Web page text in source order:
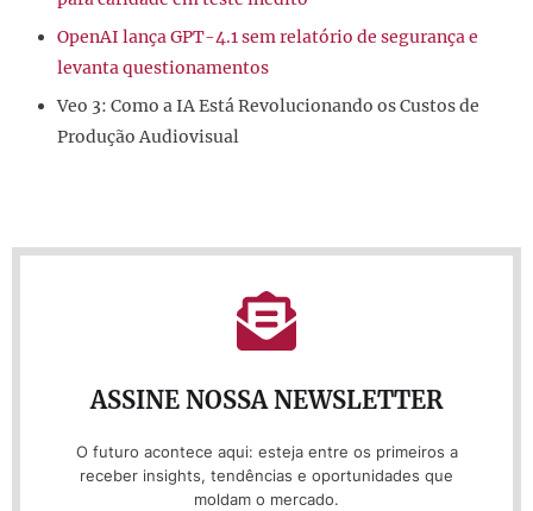
OpenAI lança GPT-4.1 sem relatório de segurança e
levanta questionamentos
Veo 3: Como a IA Está Revolucionando os Custos de
Produção Audiovisual
ASSINE NOSSA NEWSLETTER
O futuro acontece aqui: esteja entre os primeiros a
receber insights, tendências e oportunidades que
moldam o mercado.